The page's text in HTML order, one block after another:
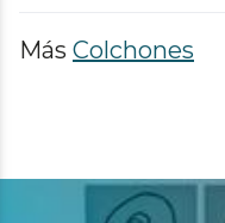
Más Colchones